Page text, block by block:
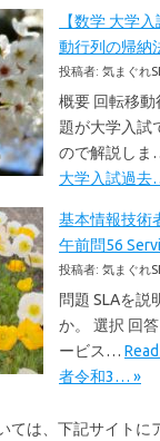
【数学 大学
動行列の帰納
投稿者: 気まぐれ
概要 回転移
題が大学入試
ので解説し
大学入試過去
基本情報技術
午前問56
投稿者: 気まぐれ
問題 SLAを説
か。 選択 回
ービス…
者令和3… »
ては、下記サイトに